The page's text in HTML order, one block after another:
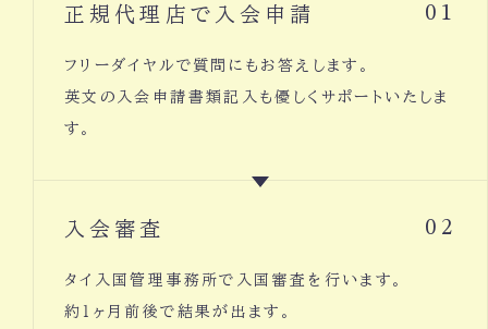
正規代理店で入会申請 01
フリーダイヤルで質問にもお答えします。
英文の入会申請書類記入も優しくサポートいたしま
す。
入会審査 02
タイ入国管理事務所で入国審査を行います。
約１ヶ月前後で結果が出ます。